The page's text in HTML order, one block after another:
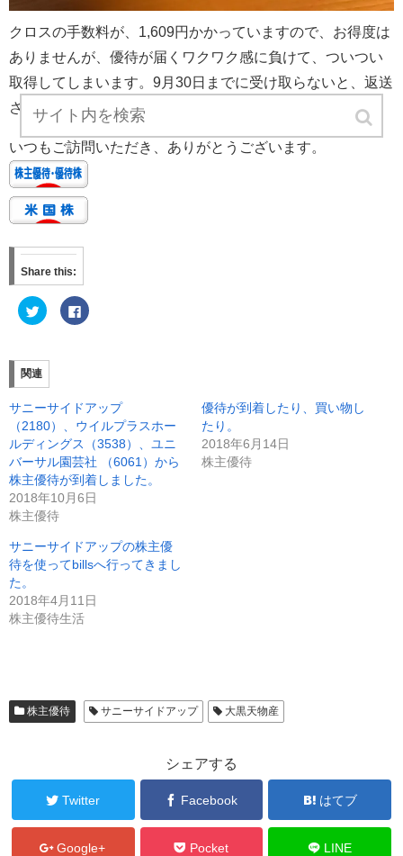
クロスの手数料が、1,609円かかっていますので、お得度は
ありませんが、優待が届くワクワク感に負けて、ついつい
取得してしまいます。9月30日までに受け取らないと、返送
されてしまいますので、注意が必要です。
いつもご訪問いただき、ありがとうございます。
Share this:
ク
リ
て
T
w
t
e
r
で
共
有
(
新
し
い
ウ
ン
ド
ウ
き
ま
す
F
a
共
有
す
に
は
ク
リ
ッ
ク
だ
さ
い
し
い
ウ
ま
す
関連
サニーサイドアップ
（2180）、ウイルプラスホー
ルディングス（3538）、ユニ
バーサル園芸社 （6061）から
株主優待が到着しました。
2018年10月6日
株主優待
優待が到着したり、買い物し
たり。
2018年6月14日
株主優待
サニーサイドアップの株主優
待を使ってbillsへ行ってきまし
た。
2018年4月11日
株主優待生活
株主優待 サニーサイドアップ 大黒天物産
シェアする
Twitter Facebook はてブ
Google+ Pocket LINE